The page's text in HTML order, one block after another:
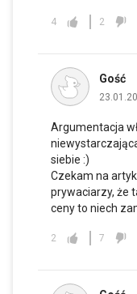
4 2
Gość
Argumentacja
siebie :)
Czekam na
prywaciarzy, że
ceny to niech
2 7